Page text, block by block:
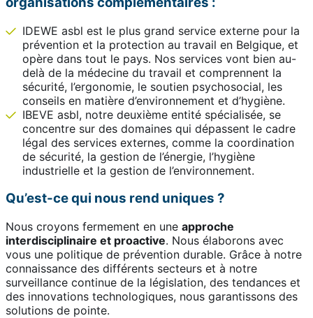
IDEWE asbl est le plus grand service externe pour la
prévention et la protection au travail en Belgique, et
opère dans tout le pays. Nos services vont bien au-
delà de la médecine du travail et comprennent la
sécurité, l’ergonomie, le soutien psychosocial, les
conseils en matière d’environnement et d’hygiène.
IBEVE asbl, notre deuxième entité spécialisée, se
concentre sur des domaines qui dépassent le cadre
légal des services externes, comme la coordination
de sécurité, la gestion de l’énergie, l’hygiène
industrielle et la gestion de l’environnement.
Qu’est-ce qui nous rend uniques ?
Nous croyons fermement en une approche
interdisciplinaire et proactive. Nous élaborons avec
vous une politique de prévention durable. Grâce à notre
connaissance des différents secteurs et à notre
surveillance continue de la législation, des tendances et
des innovations technologiques, nous garantissons des
solutions de pointe.